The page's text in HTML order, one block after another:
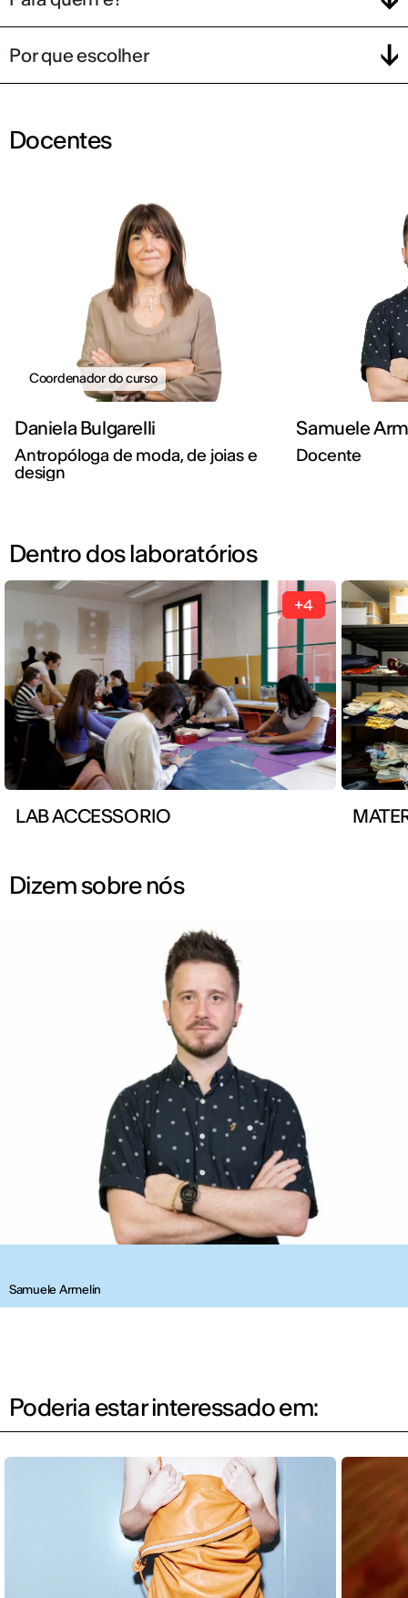
Por que escolher
Docentes
Coordenador do curso
Daniela Bulgarelli
Antropóloga de moda, de joias e
design
Samuele
Docente
Dentro dos laboratórios
+4
LAB ACCESSORIO
Dizem sobre nós
Samuele Armelin
Poderia estar interessado em: